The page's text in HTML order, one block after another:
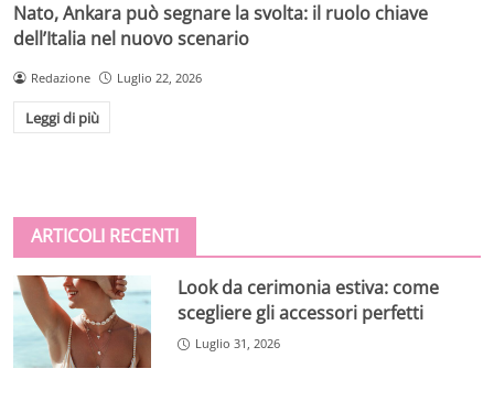
Nato, Ankara può segnare la svolta: il ruolo chiave
dell’Italia nel nuovo scenario
Redazione Luglio 22, 2026
Leggi di più
ARTICOLI RECENTI
Look da cerimonia estiva: come
scegliere gli accessori perfetti
Luglio 31, 2026